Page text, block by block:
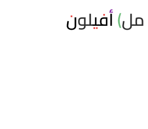
منت (تريستولون أسيتات 10 مل) أفيلون